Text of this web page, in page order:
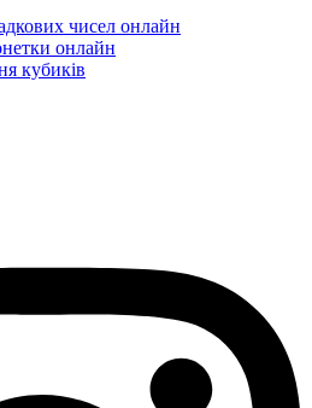
чисел онлайн
онлайн
кубиків